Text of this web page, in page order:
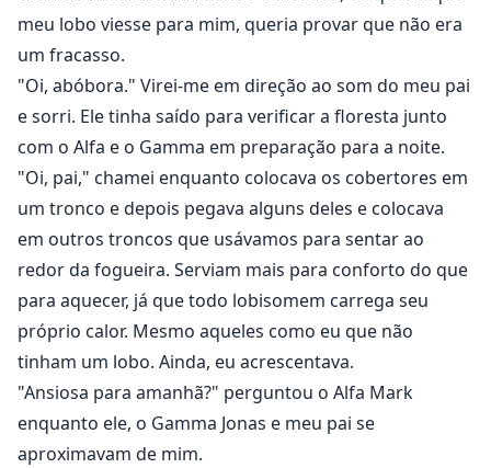
saber é virado de cabeça para baixo. Amie e Finlay
precisam se adaptar à nova realidade e encontrar um
caminho para sua alcateia. Mas será que essa
reviravolta os separará?
meu lobo viesse para mim, queria provar que não era
um fracasso.
"Oi, abóbora." Virei-me em direção ao som do meu pai
e sorri. Ele tinha saído para verificar a floresta junto
com o Alfa e o Gamma em preparação para a noite.
"Oi, pai," chamei enquanto colocava os cobertores em
um tronco e depois pegava alguns deles e colocava
em outros troncos que usávamos para sentar ao
redor da fogueira. Serviam mais para conforto do que
para aquecer, já que todo lobisomem carrega seu
próprio calor. Mesmo aqueles como eu que não
tinham um lobo. Ainda, eu acrescentava.
"Ansiosa para amanhã?" perguntou o Alfa Mark
enquanto ele, o Gamma Jonas e meu pai se
aproximavam de mim.